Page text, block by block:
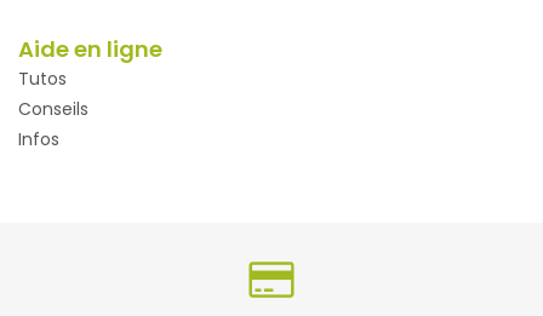
Aide en ligne
Tutos
Conseils
Infos